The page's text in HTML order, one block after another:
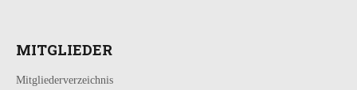
MITGLIEDER
Mitgliederverzeichnis